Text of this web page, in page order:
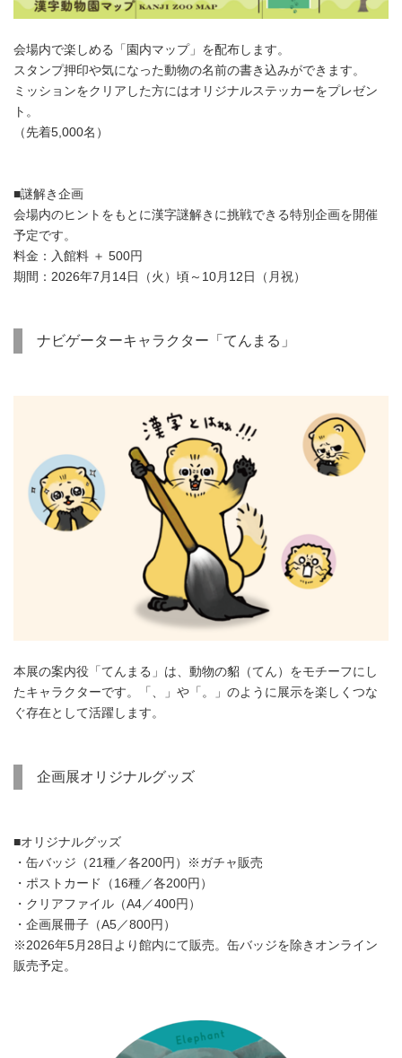
会場内で楽しめる「園内マップ」を配布します。
スタンプ押印や気になった動物の名前の書き込みができます。
ミッションをクリアした方にはオリジナルステッカーをプレゼン
ト。
（先着5,000名）
■謎解き企画
会場内のヒントをもとに漢字謎解きに挑戦できる特別企画を開催
予定です。
料金：入館料 ＋ 500円
期間：2026年7月14日（火）頃～10月12日（月祝）
ナビゲーターキャラクター「てんまる」
本展の案内役「てんまる」は、動物の貂（てん）をモチーフにし
たキャラクターです。「、」や「。」のように展示を楽しくつな
ぐ存在として活躍します。
企画展オリジナルグッズ
■オリジナルグッズ
・缶バッジ（21種／各200円）※ガチャ販売
・ポストカード（16種／各200円）
・クリアファイル（A4／400円）
・企画展冊子（A5／800円）
※2026年5月28日より館内にて販売。缶バッジを除きオンライン
販売予定。